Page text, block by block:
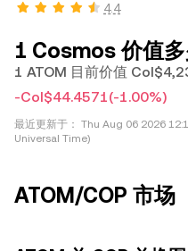
4.4
1 Cosmos 价值
1 ATOM 目前价值
-Col$44.4571(-1.00%)
最近更新于： Thu Aug 06 2026
Universal Time)
ATOM/COP 市场